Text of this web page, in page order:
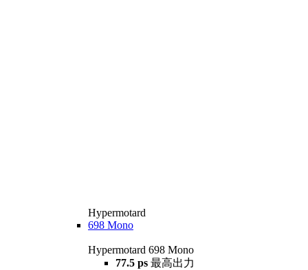
Hypermotard
698 Mono
Hypermotard 698 Mono
77.5 ps 最高出力